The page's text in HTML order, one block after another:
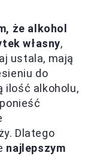
że alkohol
własny,
ustala, mają
do
ilość alkoholu,
Dlatego
najlepszym